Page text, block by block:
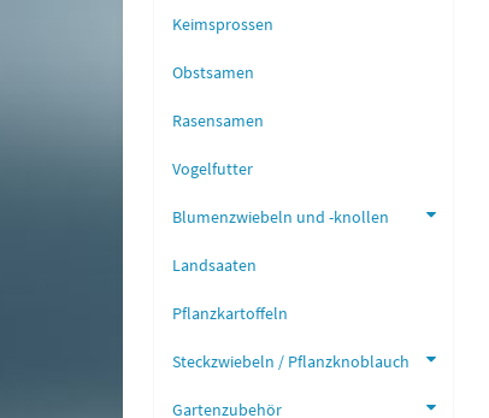
Keimsprossen
Obstsamen
Rasensamen
Vogelfutter
Blumenzwiebeln und -knollen
Landsaaten
Pflanzkartoffeln
Steckzwiebeln / Pflanzknoblauch
Gartenzubehör